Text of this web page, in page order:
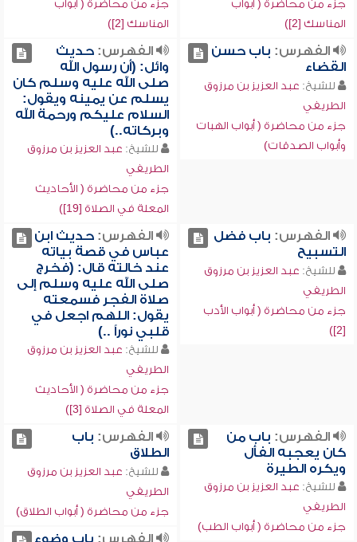
جزء من محاضرة ( أبواب
المناسك [2])
جزء من محاضرة ( أبواب
المناسك [2])
الفهرس: باب حسن
القضاء
للشيخ: عبد العزيز بن مرزوق
الطريفي
جزء من محاضرة ( أبواب الهبات
وأبواب الصدقات)
الفهرس:حديث
وائل: (أن رسول الله
صلى الله عليه وسلم كان
يسلم عن يمينه ويقول:
السلام عليكم ورحمة الله
وبركاته..)
للشيخ: عبد العزيز بن مرزوق
الطريفي
جزء من محاضرة ( الأحاديث
المعلة في الصلاة [19])
الفهرس: باب فضل
التسبيح
للشيخ: عبد العزيز بن مرزوق
الطريفي
جزء من محاضرة ( أبواب الأدب
[2])
الفهرس:حديث ابن
عباس في قصة بياته
عند خالته قال: (فخرج
صلى الله عليه وسلم إلى
صلاة الفجر فسمعته
يقول: اللهم اجعل في
قلبي نوراً ..)
للشيخ: عبد العزيز بن مرزوق
الطريفي
جزء من محاضرة ( الأحاديث
المعلة في الصلاة [3])
الفهرس: باب من
كان يعجبه الفأل
ويكره الطيرة
للشيخ: عبد العزيز بن مرزوق
الطريفي
جزء من محاضرة ( أبواب الطب)
الفهرس: باب
الطلاق
للشيخ: عبد العزيز بن مرزوق
الطريفي
جزء من محاضرة ( أبواب الطلاق)
الفهرس: باب وضوء